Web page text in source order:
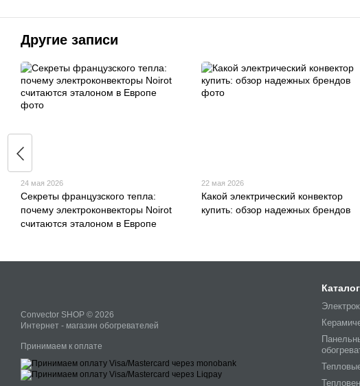
Другие записи
24 мая 2026
Секреты французского тепла:
почему электроконвекторы Noirot
считаются эталоном в Европе
22 мая 2026
Какой электрический конвектор
купить: обзор надежных брендов
Convector SHOP © 2026
Интернет - магазин обогревателей
Принимаем к оплате
Каталог